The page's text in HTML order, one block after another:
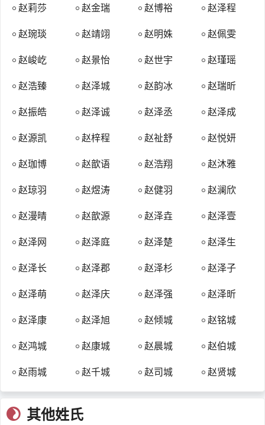
时期改为下邳郡，治所在下邳（今江苏睢宁）。明朝时期废黜。
所在今山东省平原县西南。辖境相当于今山东省平原、陵县、禹城、
齐河、临邑、商河、惠民、阳信等地。东汉以后，或为国，或为郡。
汉阳郡：东汉永平十七年（公元74年）曾改天水郡为汉阳郡，魏
汉阳军，即今湖北省武汉市汉阳区。
“琴鹤堂”：宋朝时殿中侍御史赵忭是个清廉爱民的好官，人称“铁
面御史”。他当成都知府的时候，一清如水。他看到人民安居乐业，就
污；用鹤头上的红色勉励自己赤心为国。他穷得什么东西都没有，只
有一琴一鹤。赵氏还以“天水”、“孝思”、“谷治”、“萃涣”等为堂号。
朝。宋太祖赵匡胤于是封赵普为宰相。他又提出了“杯酒释兵权”的方
说：“我不过是靠了半部《论语》罢了！”赵普死后，家人整理他的书
此外还有孝思堂、萃涣堂、爱日堂、顺和堂、忠恕堂、明宗堂、
明德堂、庆源堂、积善堂、乐善堂、绵远堂、茂文斋、沐恩堂、孝义
堂、文杏堂、孝义堂、敬睦堂、永思堂、敦本堂、崇谊堂、崇本堂等
赵莉莎 赵金瑞 赵博裕 赵泽程
赵琬琰 赵靖翊 赵明姝 赵佩雯
赵峻屹 赵景怡 赵世宇 赵瑾瑶
赵浩臻 赵泽城 赵韵冰 赵瑞昕
赵振皓 赵泽诚 赵泽丞 赵泽成
赵源凯 赵梓程 赵祉舒 赵悦妍
赵珈博 赵歆语 赵浩翔 赵沐雅
赵琼羽 赵煜涛 赵健羽 赵澜欣
赵漫晴 赵歆源 赵泽垚 赵泽壹
赵泽网 赵泽庭 赵泽楚 赵泽生
赵泽长 赵泽郡 赵泽杉 赵泽子
赵泽萌 赵泽庆 赵泽强 赵泽昕
赵泽康 赵泽旭 赵倾城 赵铭城
赵鸿城 赵康城 赵晨城 赵伯城
赵雨城 赵千城 赵司城 赵贤城
其他姓氏